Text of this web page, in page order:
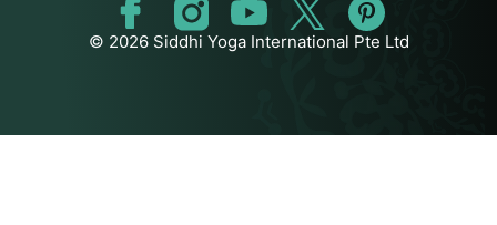
© 2026 Siddhi Yoga International Pte Ltd